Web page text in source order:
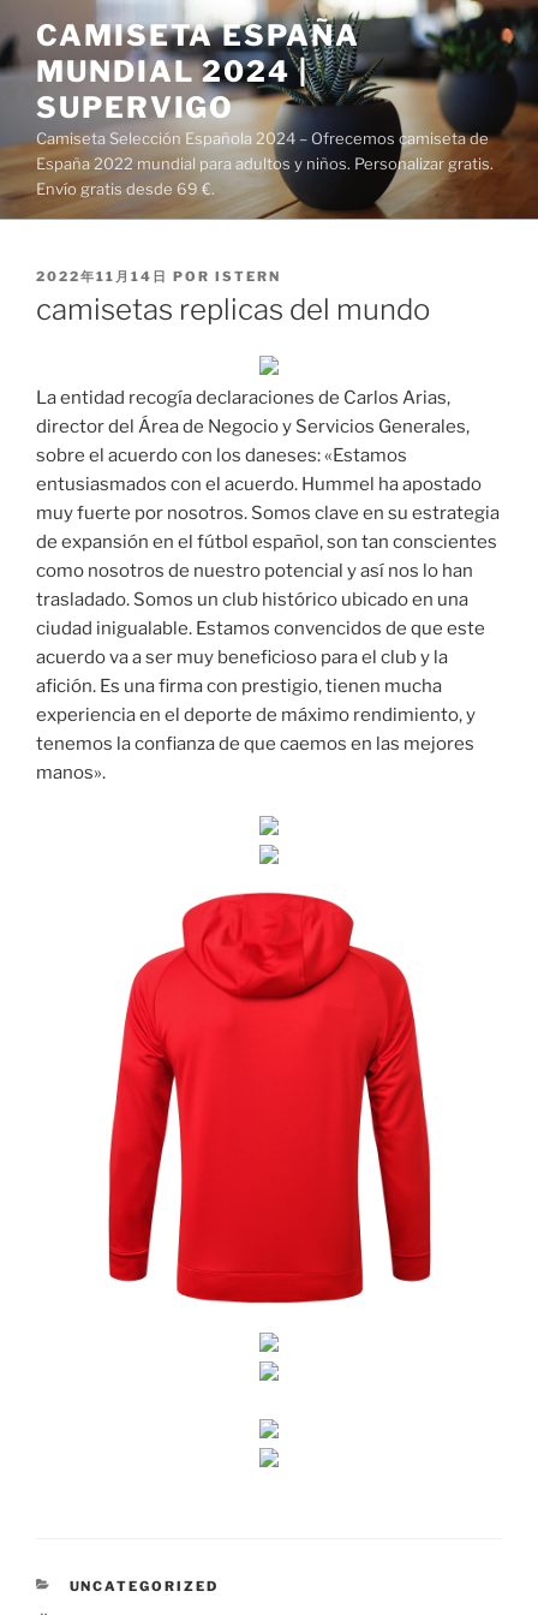
al
contenido
CAMISETA ESPAÑA
MUNDIAL 2024 |
SUPERVIGO
Camiseta Selección Española 2024 – Ofrecemos camiseta de
España 2022 mundial para adultos y niños. Personalizar gratis.
Envío gratis desde 69 €.
PUBLICADO
2022年11月14日 POR ISTERN
camisetas replicas del mundo
La entidad recogía declaraciones de Carlos Arias,
director del Área de Negocio y Servicios Generales,
sobre el acuerdo con los daneses: «Estamos
entusiasmados con el acuerdo. Hummel ha apostado
muy fuerte por nosotros. Somos clave en su estrategia
de expansión en el fútbol español, son tan conscientes
como nosotros de nuestro potencial y así nos lo han
trasladado. Somos un club histórico ubicado en una
ciudad inigualable. Estamos convencidos de que este
acuerdo va a ser muy beneficioso para el club y la
afición. Es una firma con prestigio, tienen mucha
experiencia en el deporte de máximo rendimiento, y
tenemos la confianza de que caemos en las mejores
manos».
CATEGORÍAS
UNCATEGORIZED